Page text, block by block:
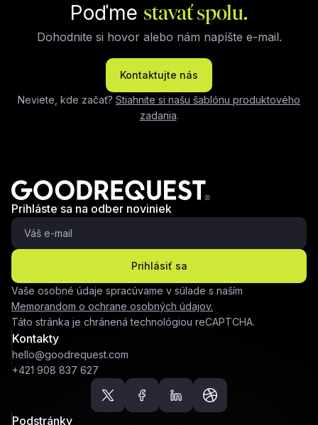
Poďmestavať spolu.
Dohodnite si hovor alebo nám napíšte e-mail.
Kontaktujte nás
Neviete, kde začať? Stiahnite si našu šablónu produktového
zadania.
Prihláste sa na odber noviniek
Prihlásiť sa
Vaše osobné údaje spracúvame v súlade s naším
Memorandom o ochrane osobných údajov.
Táto stránka je chránená technológiou reCAPTCHA.
Kontakty
hello@goodrequest.com
+421 908 837 627
Podstránky